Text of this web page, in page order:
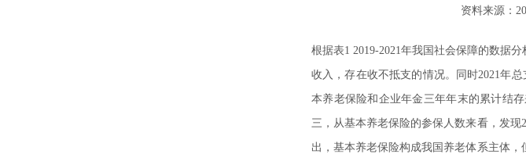
资料来源：
根据表1 2019-2021年我国社会保障的数据
收入，存在收不抵支的情况。同时2021年
本养老保险和企业年金三年年末的累计结
三，从基本养老保险的参保人数来看，发现
出，基本养老保险构成我国养老体系主体